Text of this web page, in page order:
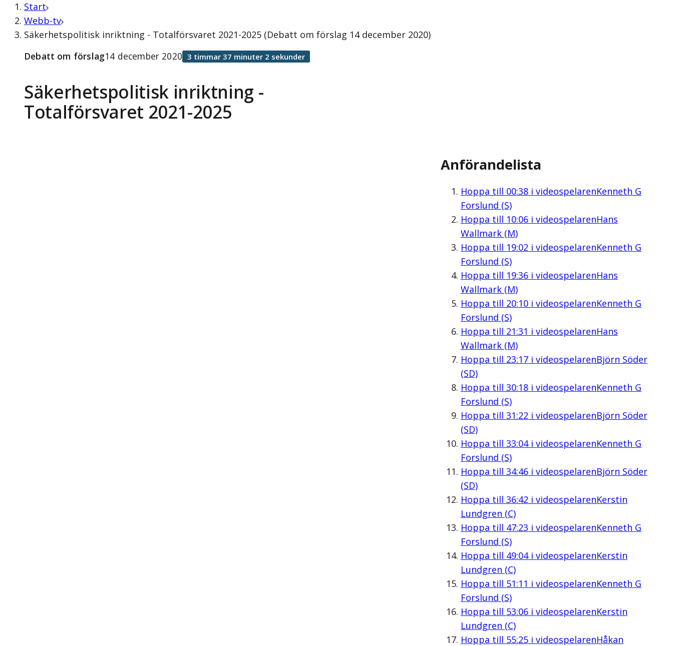
Start
Webb-tv
Säkerhetspolitisk inriktning - Totalförsvaret 2021-2025 (Debatt om förslag 14 december 2020)
Säkerhetspolitisk inriktning -
Totalförsvaret 2021-2025
Debatt om förslag14 december 2020 3 timmar 37 minuter 2 sekunder
Anförandelista
Hoppa till 00:38i videospelarenKenneth G
Forslund (S)
Hoppa till 10:06i videospelarenHans
Wallmark (M)
Hoppa till 19:02 i videospelarenKenneth G
Forslund (S)
Hoppa till 19:36i videospelarenHans
Wallmark (M)
Hoppa till 20:10i videospelarenKenneth G
Forslund (S)
Hoppa till 21:31 i videospelarenHans
Wallmark (M)
Hoppa till 23:17i videospelarenBjörn Söder
(SD)
Hoppa till 30:18i videospelarenKenneth G
Forslund (S)
Hoppa till 31:22 i videospelarenBjörn Söder
(SD)
Hoppa till 33:04i videospelarenKenneth G
Forslund (S)
Hoppa till 34:46i videospelarenBjörn Söder
(SD)
Hoppa till 36:42 i videospelarenKerstin
Lundgren (C)
Hoppa till 47:23 i videospelarenKenneth G
Forslund (S)
Hoppa till 49:04i videospelarenKerstin
Lundgren (C)
Hoppa till 51:11 i videospelarenKenneth G
Forslund (S)
Hoppa till 53:06i videospelarenKerstin
Lundgren (C)
Hoppa till 55:25i videospelarenHåkan